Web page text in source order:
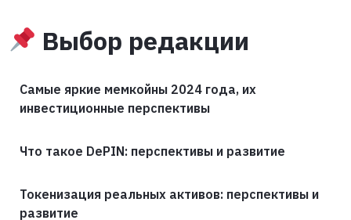
Выбор редакции
Самые яркие мемкойны 2024 года, их
инвестиционные перспективы
Что такое DePIN: перспективы и развитие
Токенизация реальных активов: перспективы и
развитие